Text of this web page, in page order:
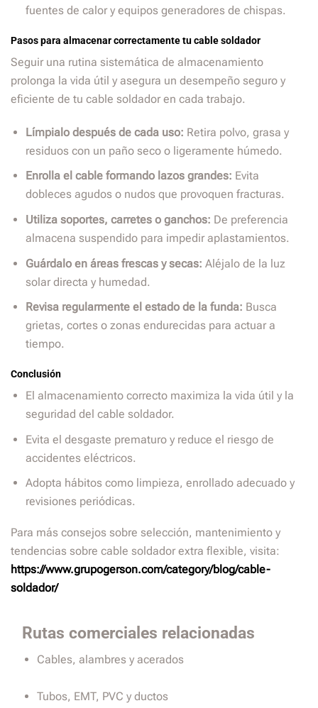
fuentes de calor y equipos generadores de chispas.
Pasos para almacenar correctamente tu cable soldador
Seguir una rutina sistemática de almacenamiento
prolonga la vida útil y asegura un desempeño seguro y
eficiente de tu cable soldador en cada trabajo.
Límpialo después de cada uso: Retira polvo, grasa y
residuos con un paño seco o ligeramente húmedo.
Enrolla el cable formando lazos grandes: Evita
dobleces agudos o nudos que provoquen fracturas.
Utiliza soportes, carretes o ganchos: De preferencia
almacena suspendido para impedir aplastamientos.
Guárdalo en áreas frescas y secas: Aléjalo de la luz
solar directa y humedad.
Revisa regularmente el estado de la funda: Busca
grietas, cortes o zonas endurecidas para actuar a
tiempo.
Conclusión
El almacenamiento correcto maximiza la vida útil y la
seguridad del cable soldador.
Evita el desgaste prematuro y reduce el riesgo de
accidentes eléctricos.
Adopta hábitos como limpieza, enrollado adecuado y
revisiones periódicas.
Para más consejos sobre selección, mantenimiento y
tendencias sobre cable soldador extra flexible, visita:
https://www.grupogerson.com/category/blog/cable-
soldador/
Rutas comerciales relacionadas
Cables, alambres y acerados
Tubos, EMT, PVC y ductos